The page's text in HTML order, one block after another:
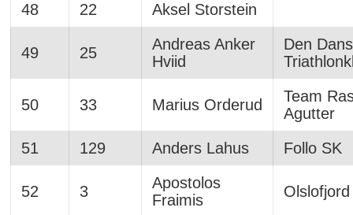
48 22 Aksel Storstein
49 25
Andreas Anker
Hviid
Den
50 33 Marius Orderud
Team
Agutter
51
129 Anders Lahus Follo SK
52 3
Apostolos
Fraimis